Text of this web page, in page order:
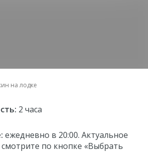
на лодке
2 часа
ежедневно в 20:00. Актуальное
смотрите по кнопке «Выбрать